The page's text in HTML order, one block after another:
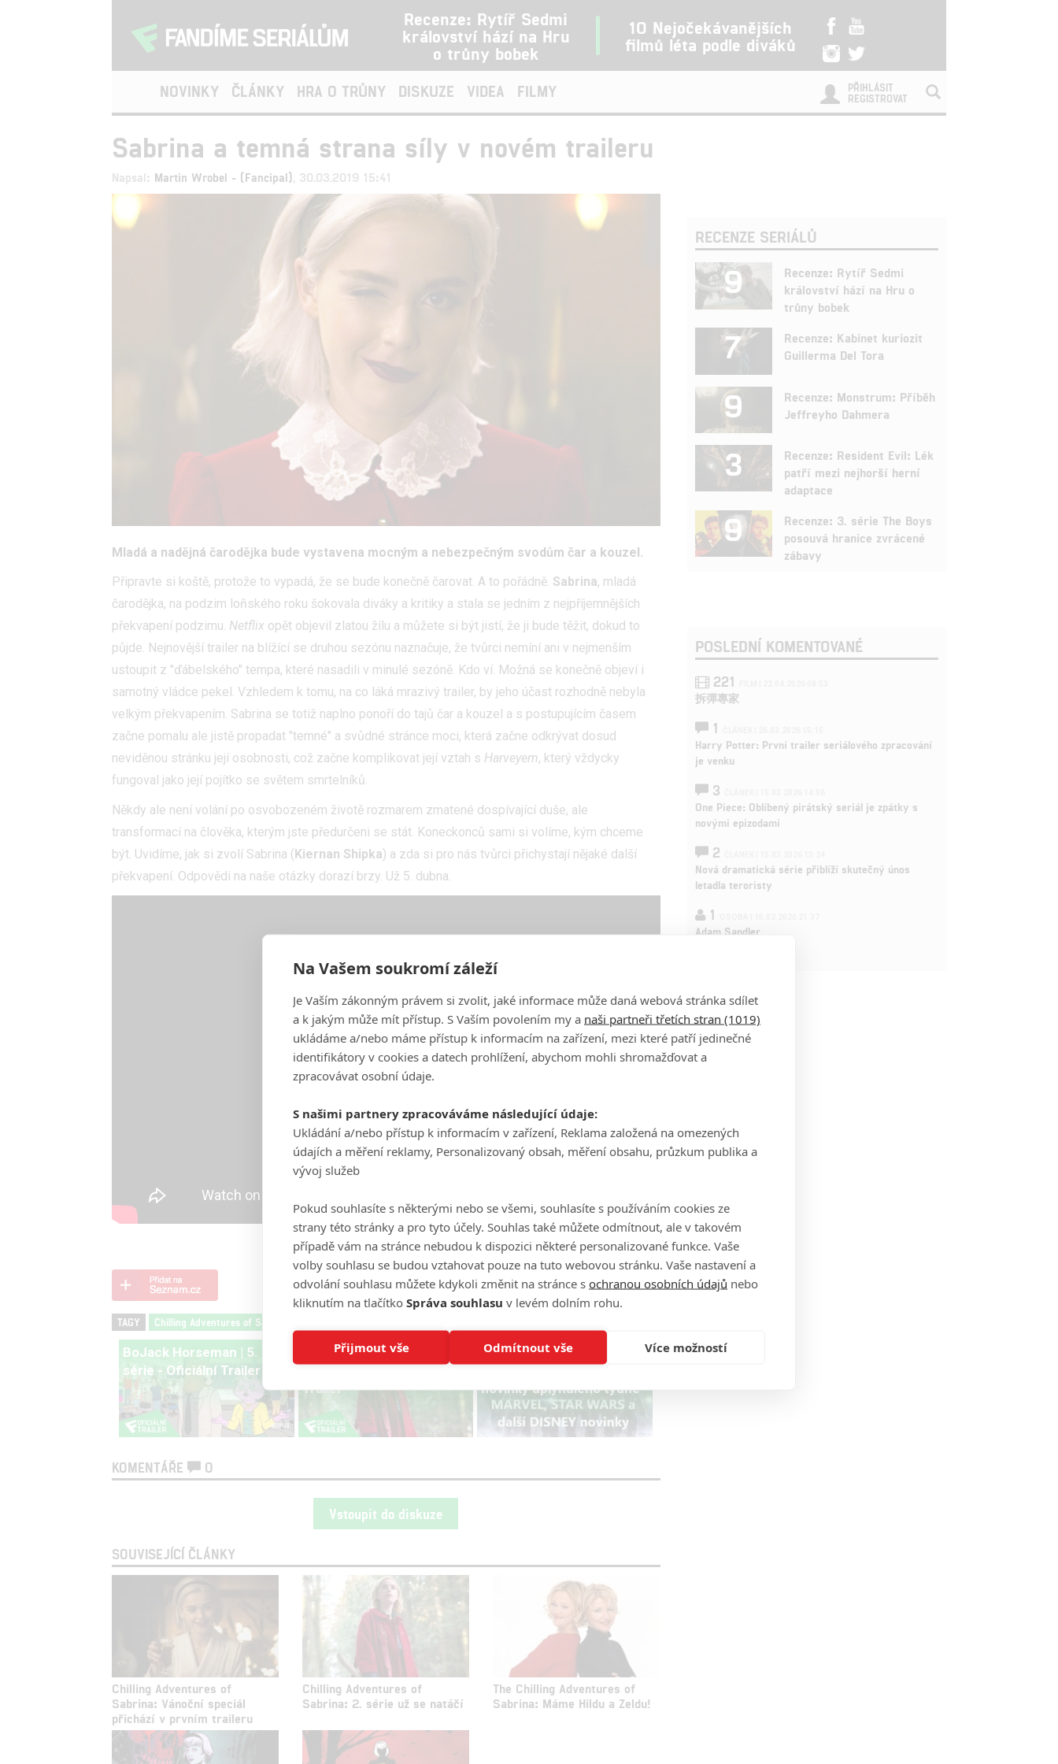
Recenze: Rytíř Sedmi
království hází na Hru
o trůny bobek
10 Nejočekávanějších
filmů léta podle diváků
NOVINKY ČLÁNKY HRA O TRŮNY DISKUZE VIDEA FILMY
PŘIHLÁSIT
REGISTROVAT
Sabrina a temná strana síly v novém traileru
Napsal: Martin Wrobel - (Fancipal) , 30.03.2019 15:41
Mladá a nadějná čarodějka bude vystavena mocným a nebezpečným svodům čar a kouzel.
Připravte si koště, protože to vypadá, že se bude konečně čarovat. A to pořádně. Sabrina, mladá
čarodějka, na podzim loňského roku šokovala diváky a kritiky a stala se jedním z nejpříjemnějších
překvapení podzimu. Netflix opět objevil zlatou žílu a můžete si být jistí, že ji bude těžit, dokud to
půjde. Nejnovější trailer na blížící se druhou sezónu naznačuje, že tvůrci nemíní ani v nejmenším
ustoupit z "ďábelského" tempa, které nasadili v minulé sezóně. Kdo ví. Možná se konečně objeví i
samotný vládce pekel. Vzhledem k tomu, na co láká mrazivý trailer, by jeho účast rozhodně nebyla
velkým překvapením. Sabrina se totiž naplno ponoří do tajů čar a kouzel a s postupujícím časem
začne pomalu ale jistě propadat "temné" a svůdné stránce moci, která začne odkrývat dosud
neviděnou stránku její osobnosti, což začne komplikovat její vztah s Harveyem, který vždycky
fungoval jako její pojítko se světem smrtelníků.
Někdy ale není volání po osvobozeném životě rozmarem zmatené dospívající duše, ale
transformací na člověka, kterým jste předurčeni se stát. Koneckonců sami si volíme, kým chceme
být. Uvidíme, jak si zvolí Sabrina ( Kiernan Shipka) a zda si pro nás tvůrci přichystají nějaké další
překvapení. Odpovědi na naše otázky dorazí brzy. Už 5. dubna.
Zdroj:Comingsoon
TAGY Chilling Adventures of Sabrina
BoJack Horseman | 5.
série - Oficiální Trailer
The Chilling Adventures of
Trailer
PODCAST: Marvel, Star
novinky uplynulého týdne
KOMENTÁŘE 0
Vstoupit do diskuze
SOUVISEJÍCÍ ČLÁNKY
Chilling Adventures of
Sabrina: Vánoční speciál
přichází v prvním traileru
Chilling Adventures of
Sabrina: 2. série už se natáčí
The Chilling Adventures of
Sabrina: Máme Hildu a Zeldu!
RECENZE SERIÁLŮ
9
Recenze: Rytíř Sedmi
království hází na Hru o
trůny bobek
7
Recenze: Kabinet kuriozit
Guillerma Del Tora
9
Recenze: Monstrum: Příběh
Jeffreyho Dahmera
3
Recenze: Resident Evil: Lék
patří mezi nejhorší herní
adaptace
9
Recenze: 3. série The Boys
posouvá hranice zvrácené
zábavy
POSLEDNÍ KOMENTOVANÉ
221
拆彈專家
1
Harry Potter: První trailer seriálového zpracování
je venku
3
One Piece: Oblíbený pirátský seriál je zpátky s
novými epizodami
2
Nová dramatická série přiblíží skutečný únos
letadla teroristy
1
Adam Sandler
Na Vašem soukromí záleží
Je Vaším zákonným právem si zvolit, jaké informace může daná webová stránka sdílet
a k jakým může mít přístup. S Vaším povolením my a naši partneři třetích stran (1019)
ukládáme a/nebo máme přístup k informacím na zařízení, mezi které patří jedinečné
identifikátory v cookies a datech prohlížení, abychom mohli shromažďovat a
zpracovávat osobní údaje.
S našimi partnery zpracováváme následující údaje:
Ukládání a/nebo přístup k informacím v zařízení, Reklama založená na omezených
údajích a měření reklamy, Personalizovaný obsah, měření obsahu, průzkum publika a
vývoj služeb
Pokud souhlasíte s některými nebo se všemi, souhlasíte s používáním cookies ze
strany této stránky a pro tyto účely. Souhlas také můžete odmítnout, ale v takovém
případě vám na stránce nebudou k dispozici některé personalizované funkce. Vaše
volby souhlasu se budou vztahovat pouze na tuto webovou stránku. Vaše nastavení a
odvolání souhlasu můžete kdykoli změnit na stránce s ochranou osobních údajů nebo
kliknutím na tlačítko Správa souhlasu v levém dolním rohu.
Přijmout vše Odmítnout vše Více možností